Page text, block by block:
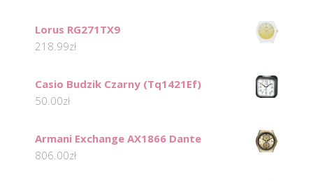
Lorus RG271TX9
218.99zł
Casio Budzik Czarny (Tq1421Ef)
50.00zł
Armani Exchange AX1866 Dante
806.00zł